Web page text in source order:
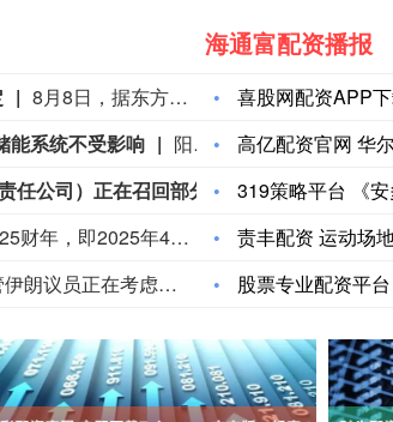
8月8日，据东方电气集团消息，近日，东方电气集团党组召开会议，通报中央纪委国家监委对宋致远涉嫌严重违纪违法进行纪律审查和监察调查的决定。集团公司党组书记、董事长罗乾宜主持会议并讲话。与会同志一致表示，坚决拥护党中央决定，坚决拥护中央纪委国家监委决定。
能系统不受影响
阳光电源(300274)8月8日在互动平台表示，公司目前初步判断，FCC政策主要限制新产品认证，不影响已获认证产品的销售，公司目前在美销售的光伏逆变器、储能系统不受影响。
美国国家公路交通安全管理局（NHTSA）通报：克莱斯勒（即FCA美国有限责任公司）正在召回部分美国市场车型，涉及1458辆美国车辆，本次召回范围内车辆存在安全带无法回缩的问题，无法按设计要求正确约束乘员，会提升乘员受伤风险。
美国国家公路交
日本农林水产省8月7日公布的数据显示，2025财年，即2025年4月至2026年3月，按热量计算的日本食品自给率下降1个百分点至37%，为历史最低水平。日本食品自给率是指国内生产的食品占国内食品总供给的比例。日本农林水产省表示，大米消费减少是食品自给率下降的重要原因。日本大米消费长期以来主要依靠本国供应，是日本食品自给率的重要支撑。米价上涨导致居民大米消费减少，国产大米提供的热量随之减少，显著拉低日本整体食品自给率。（CCTV国际时讯）
1、特朗普表示，重开霍尔木兹海峡的谈判正在推进，尽管伊朗议员正在考虑对与美国和以色列相关的船只实施限制。 2、特朗普：（关于人工智能）这可能比石油还要重要。谁赢得人工智能，谁就赢得一切。就是如此重要。人工智能比互联网大很多倍。 3、报道称，美国总统特朗普近日在一次私下会晤中表示，他希望副总统万斯能够赢得2028年总统大选。 4、美国总统特朗普当地时间8月7日宣布，联邦政府将向多个关键矿产和电池项目投资30亿美元，旨在增加美国国内产量，并以此推动国家安全与产业政策。 5、美国总统特朗普6日否认他对国防部长赫格塞思不满，称对赫格塞思所做的工作“非常满意”。 6、白宫本周致信库克称，特朗普“正在考虑”解除其职务，并要求她在三周内回应有关抵押贷款欺诈的指控。 7、特朗普媒体集团退出与Crypto.com的两项交易。 8、当地时间8月6日，有记者在采访美国总统特朗普时提出，如果民主党人在中期选举后控制国会众议院，可能会再次试图弹劾他，特朗普表示，“很多人说我是有史以来最伟大的总统之一”。
海通富配资播报
喜股网配资APP
高亿配资官网 华尔
319策略平台 《安多》
责丰配资 运动场地板选
股票专业配资平台 投